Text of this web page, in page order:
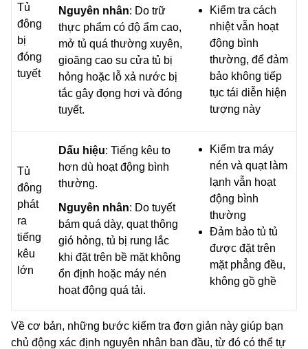
Tủ
đông
bị
đóng
tuyết
Nguyên nhân: Do trữ
thực phẩm có độ ẩm cao,
mở tủ quá thường xuyên,
gioăng cao su cửa tủ bị
hỏng hoặc lỗ xả nước bị
tắc gây đọng hơi và đóng
tuyết.
Kiểm tra cách
nhiệt vẫn hoạt
động bình
thường, để đảm
bảo không tiếp
tục tái diễn hiện
tượng này
Tủ
đông
phát
ra
tiếng
kêu
lớn
Dấu hiệu: Tiếng kêu to
hơn dù hoạt động bình
thường.
Nguyên nhân: Do tuyết
bám quá dày, quạt thông
gió hỏng, tủ bị rung lắc
khi đặt trên bề mặt không
ổn định hoặc máy nén
hoạt động quá tải.
Kiểm tra máy
nén và quạt làm
lạnh vẫn hoạt
động bình
thường
Đảm bảo tủ tủ
được đặt trên
mặt phẳng đều,
không gồ ghề
Về cơ bản, những bước kiểm tra đơn giản này giúp bạn
chủ động xác định nguyên nhân ban đầu, từ đó có thể tự